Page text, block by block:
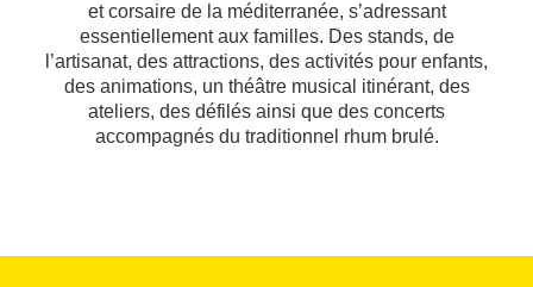
et corsaire de la méditerranée, s’adressant
essentiellement aux familles. Des stands, de
l’artisanat, des attractions, des activités pour enfants,
des animations, un théâtre musical itinérant, des
ateliers, des défilés ainsi que des concerts
accompagnés du traditionnel rhum brulé.